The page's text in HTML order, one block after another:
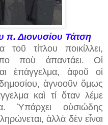
Διονυσίου Τάτση
τίτλου ποικίλλει,
ποὺ ἀπαντάει. Οἱ
ἐπάγγελμα, ἀφοῦ οἱ
δημοσίου, ἀγνοοῦν ὅμως
καὶ τί ὅταν λέμε
Ὑπάρχει οὐσιώδης
ἀλλὰ δὲν εἶναι